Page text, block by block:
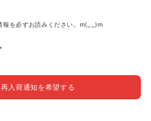
を必ずお読みください。m(_ _)m
再入荷通知を希望する